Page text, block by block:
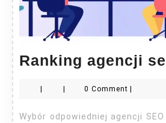
Ranking agencji
0 Comment
Wybór odpowiedniej agencji SEO w Raciborzu może